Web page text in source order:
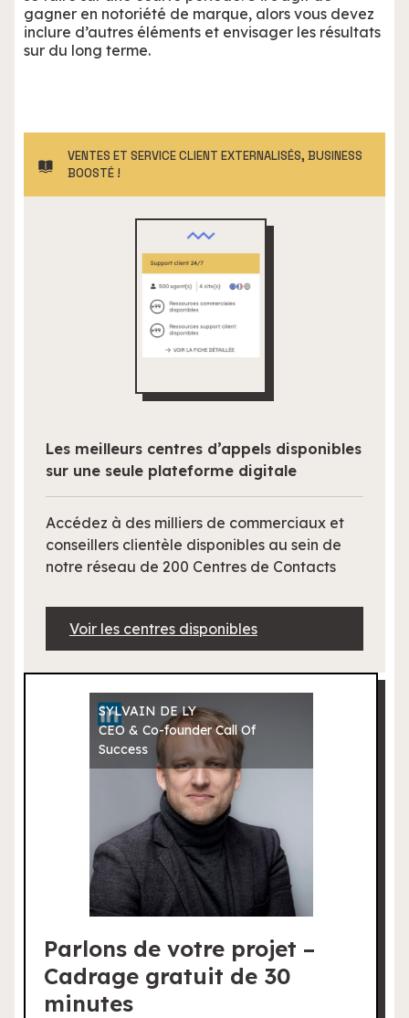
gagner en notoriété de marque, alors vous devez
inclure d’autres éléments et envisager les résultats
sur du long terme.
VENTES ET SERVICE CLIENT EXTERNALISÉS, BUSINESS
BOOSTÉ !
Les meilleurs centres d’appels disponibles
sur une seule plateforme digitale
Accédez à des milliers de commerciaux et
conseillers clientèle disponibles au sein de
notre réseau de 200 Centres de Contacts
Voir les centres disponibles
SYLVAIN DE LY
CEO & Co-founder Call Of
Success
Parlons de votre projet –
Cadrage gratuit de 30
minutes